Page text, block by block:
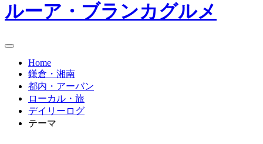
ルーア・ブランカグルメ
Home
鎌倉・湘南
都内・アーバン
ローカル・旅
デイリーログ
テーマ